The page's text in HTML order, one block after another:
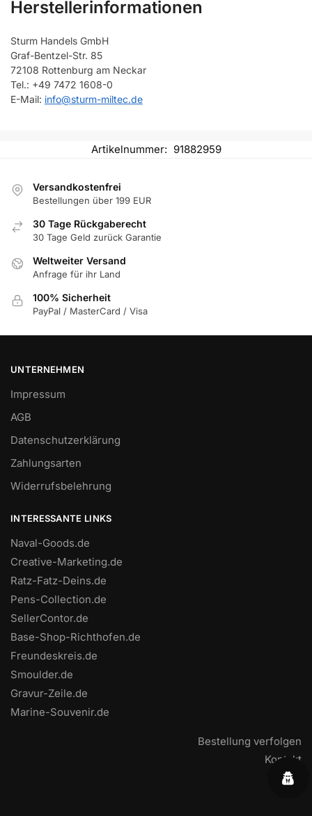
Herstellerinformationen
Sturm Handels GmbH
Graf-Bentzel-Str. 85
72108 Rottenburg am Neckar
Tel.: +49 7472 1608-0
E-Mail: info@sturm-miltec.de
Artikelnummer: 91882959
Versandkostenfrei
Bestellungen über 199 EUR
30 Tage Rückgaberecht
30 Tage Geld zurück Garantie
Weltweiter Versand
Anfrage für ihr Land
100% Sicherheit
PayPal / MasterCard / Visa
UNTERNEHMEN
Impressum
AGB
Datenschutzerklärung
Zahlungsarten
Widerrufsbelehrung
INTERESSANTE LINKS
Naval-Goods.de
Creative-Marketing.de
Ratz-Fatz-Deins.de
Pens-Collection.de
SellerContor.de
Base-Shop-Richthofen.de
Freundeskreis.de
Smoulder.de
Gravur-Zeile.de
Marine-Souvenir.de
Bestellung verfolgen
Kontakt
FAQ